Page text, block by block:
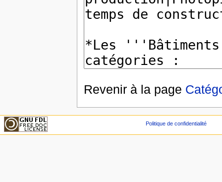
Revenir à la page
Politique de confidentialité